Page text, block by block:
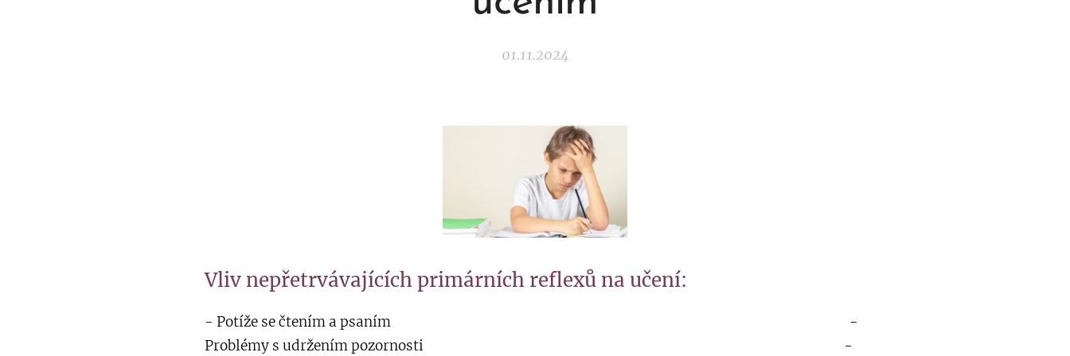
01.11.2024
Vliv nepřetrvávajících primárních reflexů na učení:
- Potíže se čtením a psaním -
Problémy s udržením pozornosti -